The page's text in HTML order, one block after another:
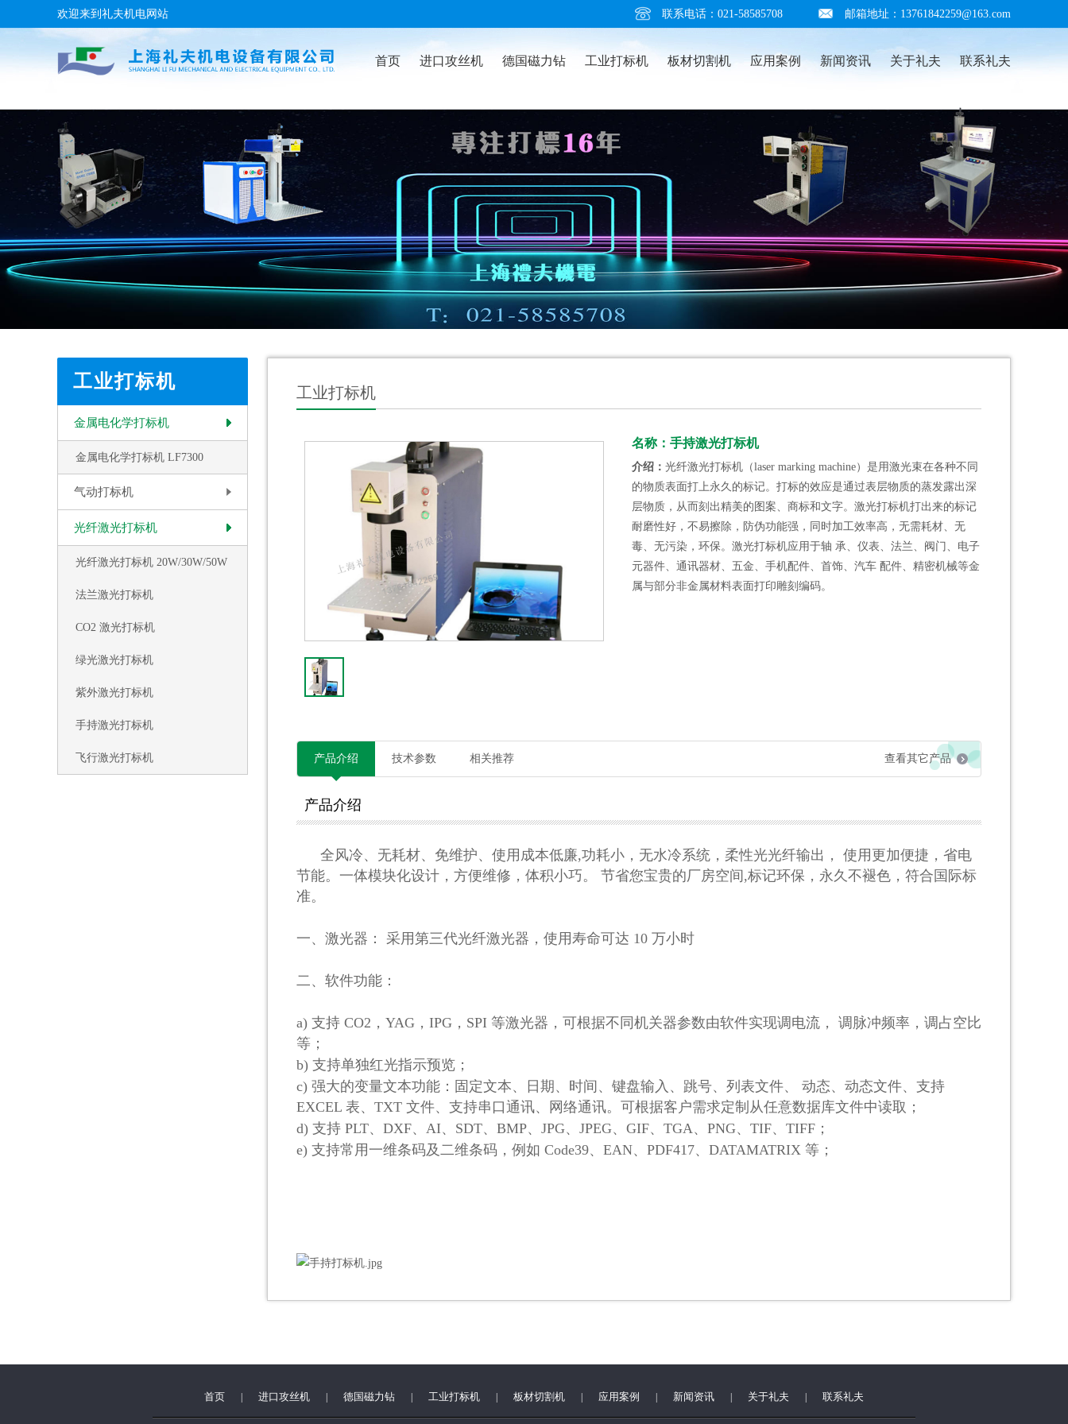
欢迎来到礼夫机电网站 联系电话：021-58585708 邮箱地址：13761842259@163.com
首页 进口攻丝机 德国磁力钻 工业打标机 板材切割机 应用案例 新闻资讯 关于礼夫 联系礼夫
工业打标机
金属电化学打标机
金属电化学打标机 LF7300
气动打标机
光纤激光打标机
光纤激光打标机 20W/30W/50W
法兰激光打标机
CO2 激光打标机
绿光激光打标机
紫外激光打标机
手持激光打标机
飞行激光打标机
工业打标机
名称：手持激光打标机
介绍：光纤激光打标机（laser marking machine）是用激光束在各种不同
的物质表面打上永久的标记。打标的效应是通过表层物质的蒸发露出深
层物质，从而刻出精美的图案、商标和文字。激光打标机打出来的标记
耐磨性好，不易擦除，防伪功能强，同时加工效率高，无需耗材、无
毒、无污染，环保。激光打标机应用于轴 承、仪表、法兰、阀门、电子
元器件、通讯器材、五金、手机配件、首饰、汽车 配件、精密机械等金
属与部分非金属材料表面打印雕刻编码。
产品介绍 技术参数 相关推荐 查看其它产品
产品介绍
全风冷、无耗材、免维护、使用成本低廉,功耗小，无水冷系统，柔性光光纤输出，
使用更加便捷，省电
节能。一体模块化设计，方便维修，体积小巧。
节省您宝贵的厂房空间,标记环保，永久不褪色，符合国际标
准。
一、激光器： 采用第三代光纤激光器，使用寿命可达 10 万小时
二、 软件功能：
a) 支持 CO2 ， YAG ， IPG ， SPI 等激光器，可根据不同机关器参数由软件实现调电流，
调脉冲频率，调占空比
等 ；
b) 支持单独红光指示预览 ；
c) 强大的变量文本功能：固定文本、日期、时间、键盘输入、跳号、列表文件、
动态、动态文件、支持
EXCEL 表、 TXT 文件、支持串口通讯、网络通讯。可根据客户需求定制从任意数据库文件中读取 ；
d) 支持 PLT、 DXF、 AI、 SDT、 BMP、 JPG、 JPEG、 GIF、 TGA 、 PNG、 TIF、 TIFF ；
e) 支持常用一维条码及二维条码，例如 Code39、 EAN、 PDF417、 DATAMATRIX 等；
首页 | 进口攻丝机 | 德国磁力钻 | 工业打标机 | 板材切割机 | 应用案例 | 新闻资讯 | 关于礼夫 | 联系礼夫